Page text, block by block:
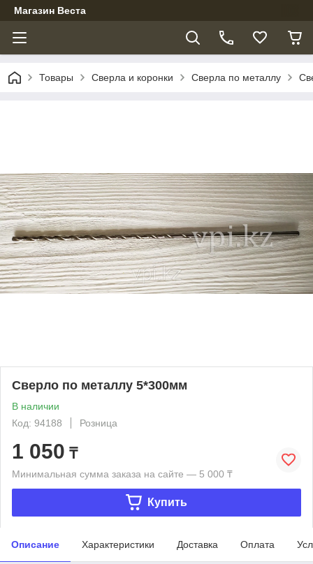
Магазин Веста
Товары Сверла и коронки Сверла по металлу
Сверло по металлу 5*300мм
В наличии
Код: 94188
Розница
1 050 ₸
Минимальная сумма заказа на сайте — 5 000 ₸
Купить
Описание Характеристики Доставка Оплата